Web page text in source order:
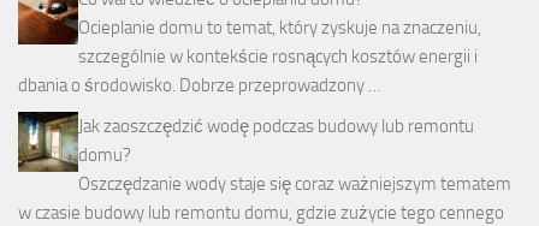
Ocieplanie domu to temat, który zyskuje na znaczeniu,
szczególnie w kontekście rosnących kosztów energii i
dbania o środowisko. Dobrze przeprowadzony …
Jak zaoszczędzić wodę podczas budowy lub remontu
domu?
Oszczędzanie wody staje się coraz ważniejszym tematem
w czasie budowy lub remontu domu, gdzie zużycie tego cennego